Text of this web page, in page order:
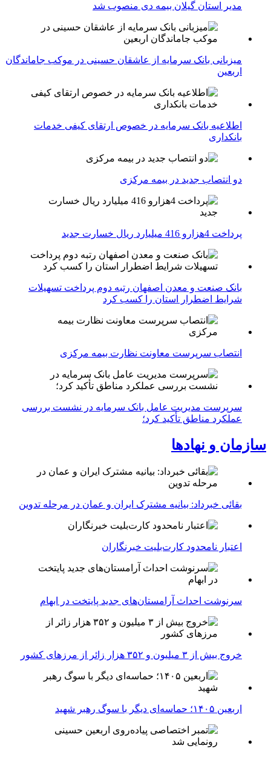
مدیر استان گیلان بیمه دی منصوب شد
میزبانی بانک سرمایه از عاشقان حسینی در موکب جاماندگان
اربعین
اطلاعیه بانک سرمایه در خصوص ارتقای کیفی خدمات
بانکداری
دو انتصاب جدید در بیمه مركزی
پرداخت 4هزارو 416 میلیارد ریال خسارت جدید
بانک صنعت و معدن اصفهان رتبه دوم پرداخت تسهیلات
شرایط اضطرار استان را کسب کرد
انتصاب سرپرست معاونت نظارت بیمه مرکزی
سرپرست مدیریت عامل بانک سرمایه در نشست بررسی
عملکرد مناطق تأکید کرد؛
سازمان و نهادها
بقائی خبرداد: بیانیه مشترک ایران و عمان در مرحله تدوین
اعتبار نامحدود کارت‌بلیت خبرنگاران
سرنوشت احداث آرامستان‌های جدید پایتخت در ابهام
خروج بیش از ۳ میلیون و ۳۵۲ هزار زائر از مرزهای کشور
اربعین ۱۴۰۵؛ حماسه‌ای دیگر با سوگ رهبر شهید